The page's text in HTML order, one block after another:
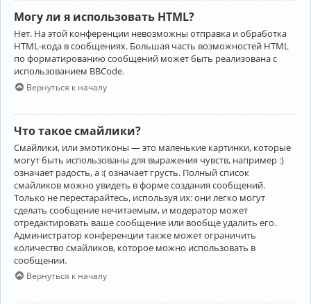
Могу ли я использовать HTML?
Нет. На этой конференции невозможны отправка и обработка
HTML-кода в сообщениях. Большая часть возможностей HTML
по форматированию сообщений может быть реализована с
использованием BBCode.
Вернуться к началу
Что такое смайлики?
Смайлики, или эмотиконы — это маленькие картинки, которые
могут быть использованы для выражения чувств, например :)
означает радость, а :( означает грусть. Полный список
смайликов можно увидеть в форме создания сообщений.
Только не перестарайтесь, используя их: они легко могут
сделать сообщение нечитаемым, и модератор может
отредактировать ваше сообщение или вообще удалить его.
Администратор конференции также может ограничить
количество смайликов, которое можно использовать в
сообщении.
Вернуться к началу